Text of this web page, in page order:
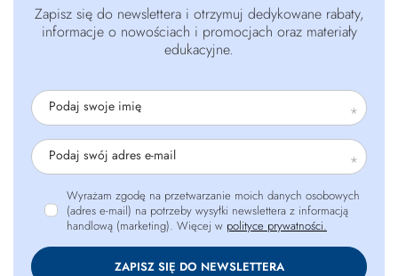
Zapisz się do newslettera i otrzymuj dedykowane rabaty,
informacje o nowościach i promocjach oraz materiały
edukacyjne.
Podaj swoje imię
Podaj swój adres e-mail
Wyrażam zgodę na przetwarzanie moich danych osobowych
(adres e-mail) na potrzeby wysyłki newslettera z informacją
handlową (marketing). Więcej w polityce prywatności.
ZAPISZ SIĘ DO NEWSLETTERA